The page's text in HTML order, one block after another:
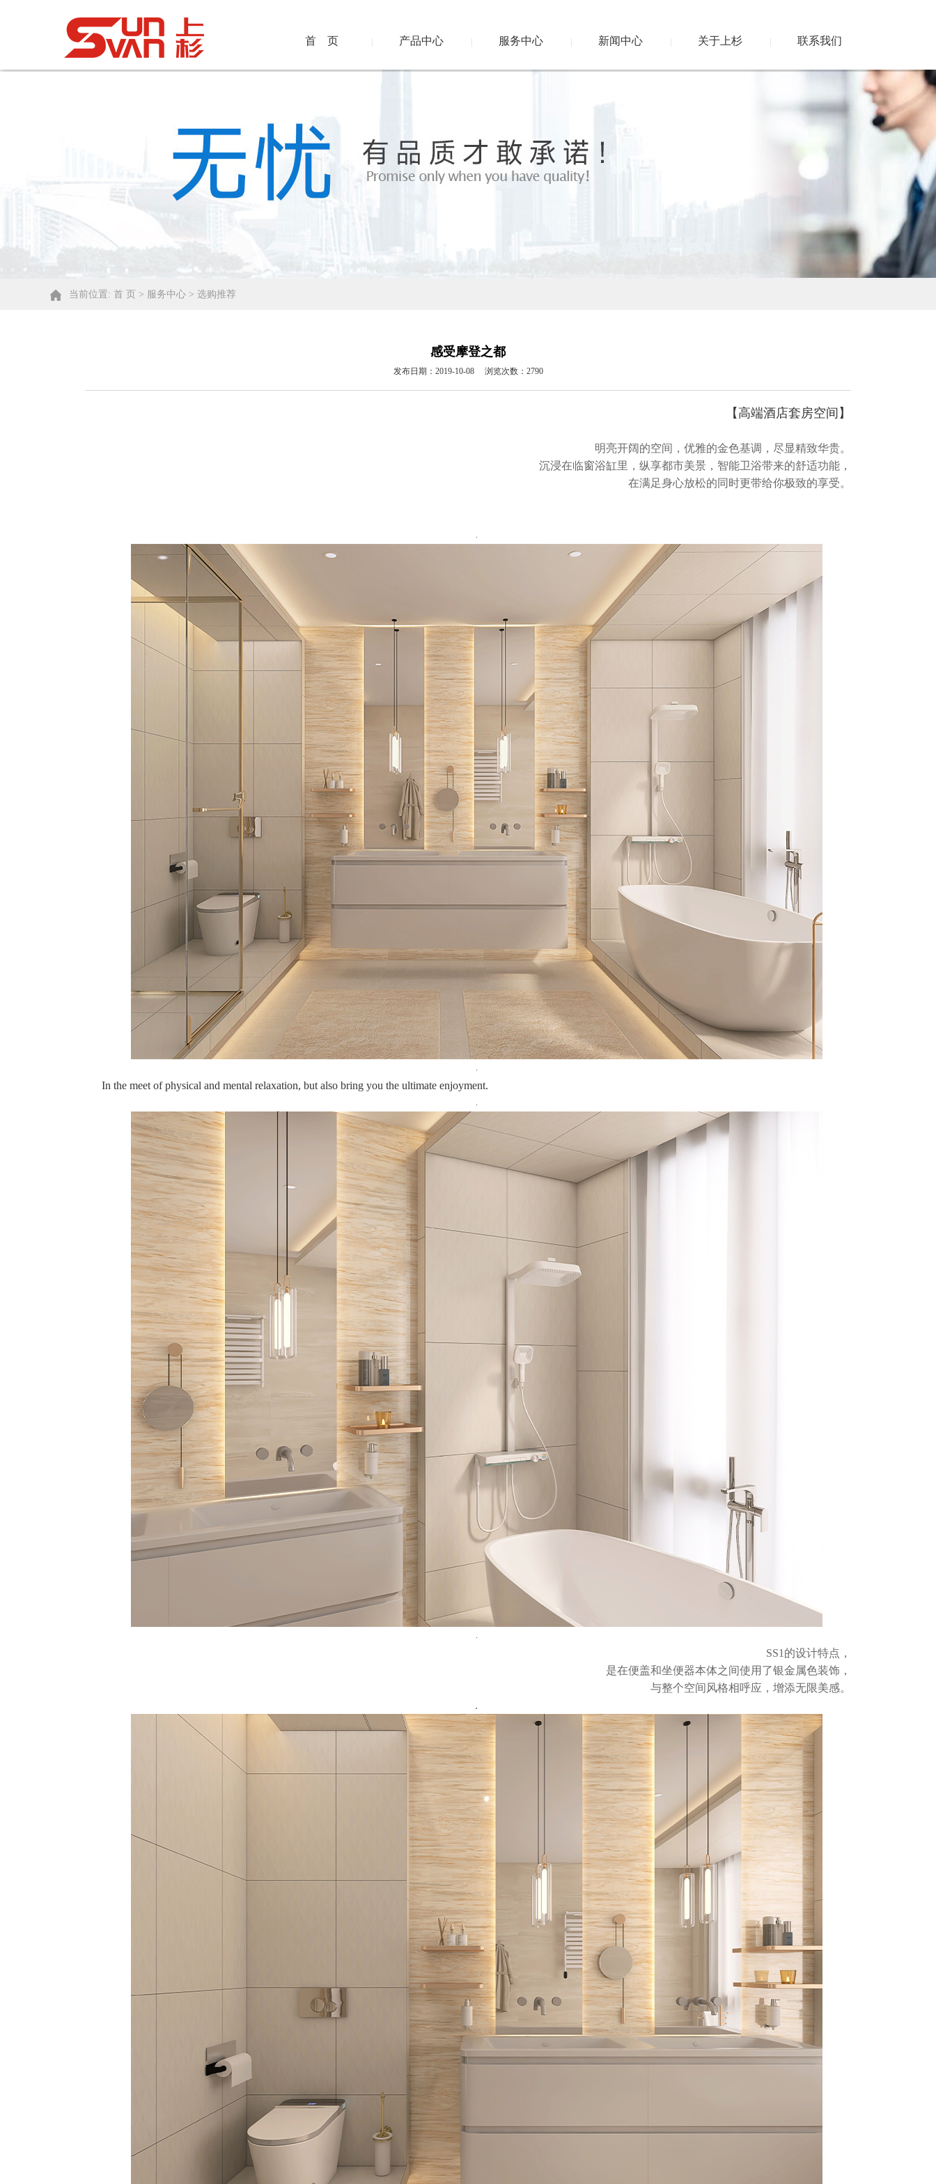
首 页 产品中心 服务中心 新闻中心 关于上杉 联系我们
当前位置: 首 页 > 服务中心 > 选购推荐
感受摩登之都
发布日期：2019-10-08 浏览次数：2790
【 高端酒店套房空间 】
明亮开阔的空间，优雅的金色基调，尽显精致华贵。
沉浸在临窗浴缸里，纵享都市美景，智能卫浴带来的舒适功能，
在满足身心放松的同时更带给你极致的享受。
.
.
In the meet of physical and mental relaxation, but also bring you the ultimate enjoyment.
.
.
SS1的设计特点，
是在便盖和坐便器本体之间使用了银金属色装饰，
与整个空间风格相呼应，增添无限美感。
.